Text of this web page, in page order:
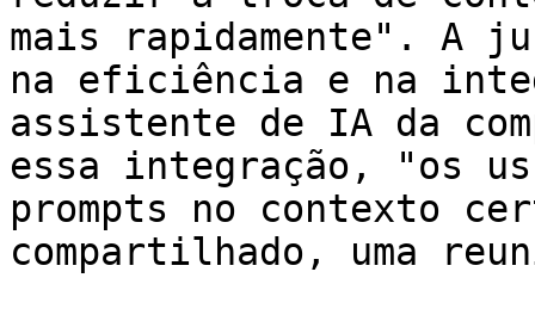
mais rapidamente". A
na eficiência e na
assistente de IA da
essa integração, "os
prompts no contexto
compartilhado, uma